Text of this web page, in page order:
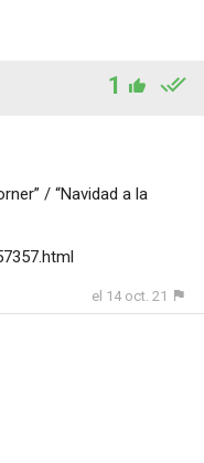
1
/ “Navidad a la
el 14 oct. 21